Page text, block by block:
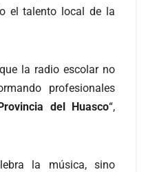
el talento local de la
la radio escolar no
profesionales
del Huasco“,
la música, sino